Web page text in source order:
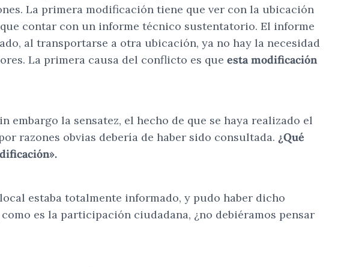
La primera modificación tiene que ver con la ubicación
contar con un informe técnico sustentatorio. El informe
al transportarse a otra ubicación, ya no hay la necesidad
La primera causa del conflicto es que esta modificación
embargo la sensatez, el hecho de que se haya realizado el
razones obvias debería de haber sido consultada. ¿Qué
estaba totalmente informado, y pudo haber dicho
es la participación ciudadana, ¿no debiéramos pensar